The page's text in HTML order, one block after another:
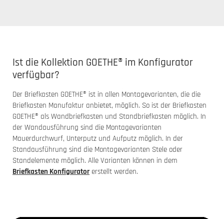
Ist die Kollektion GOETHE® im Konfigurator
verfügbar?
Der Briefkasten GOETHE® ist in allen Montagevarianten, die die
Briefkasten Manufaktur anbietet, möglich. So ist der Briefkasten
GOETHE® als Wandbriefkasten und Standbriefkasten möglich. In
der Wandausführung sind die Montagevarianten
Mauerdurchwurf, Unterputz und Aufputz möglich. In der
Standausführung sind die Montagevarianten Stele oder
Standelemente möglich. Alle Varianten können in dem
Briefkasten Konfigurator erstellt werden.